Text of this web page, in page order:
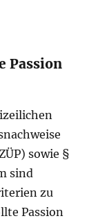
Passion
sowie §
sind
zu
Passion